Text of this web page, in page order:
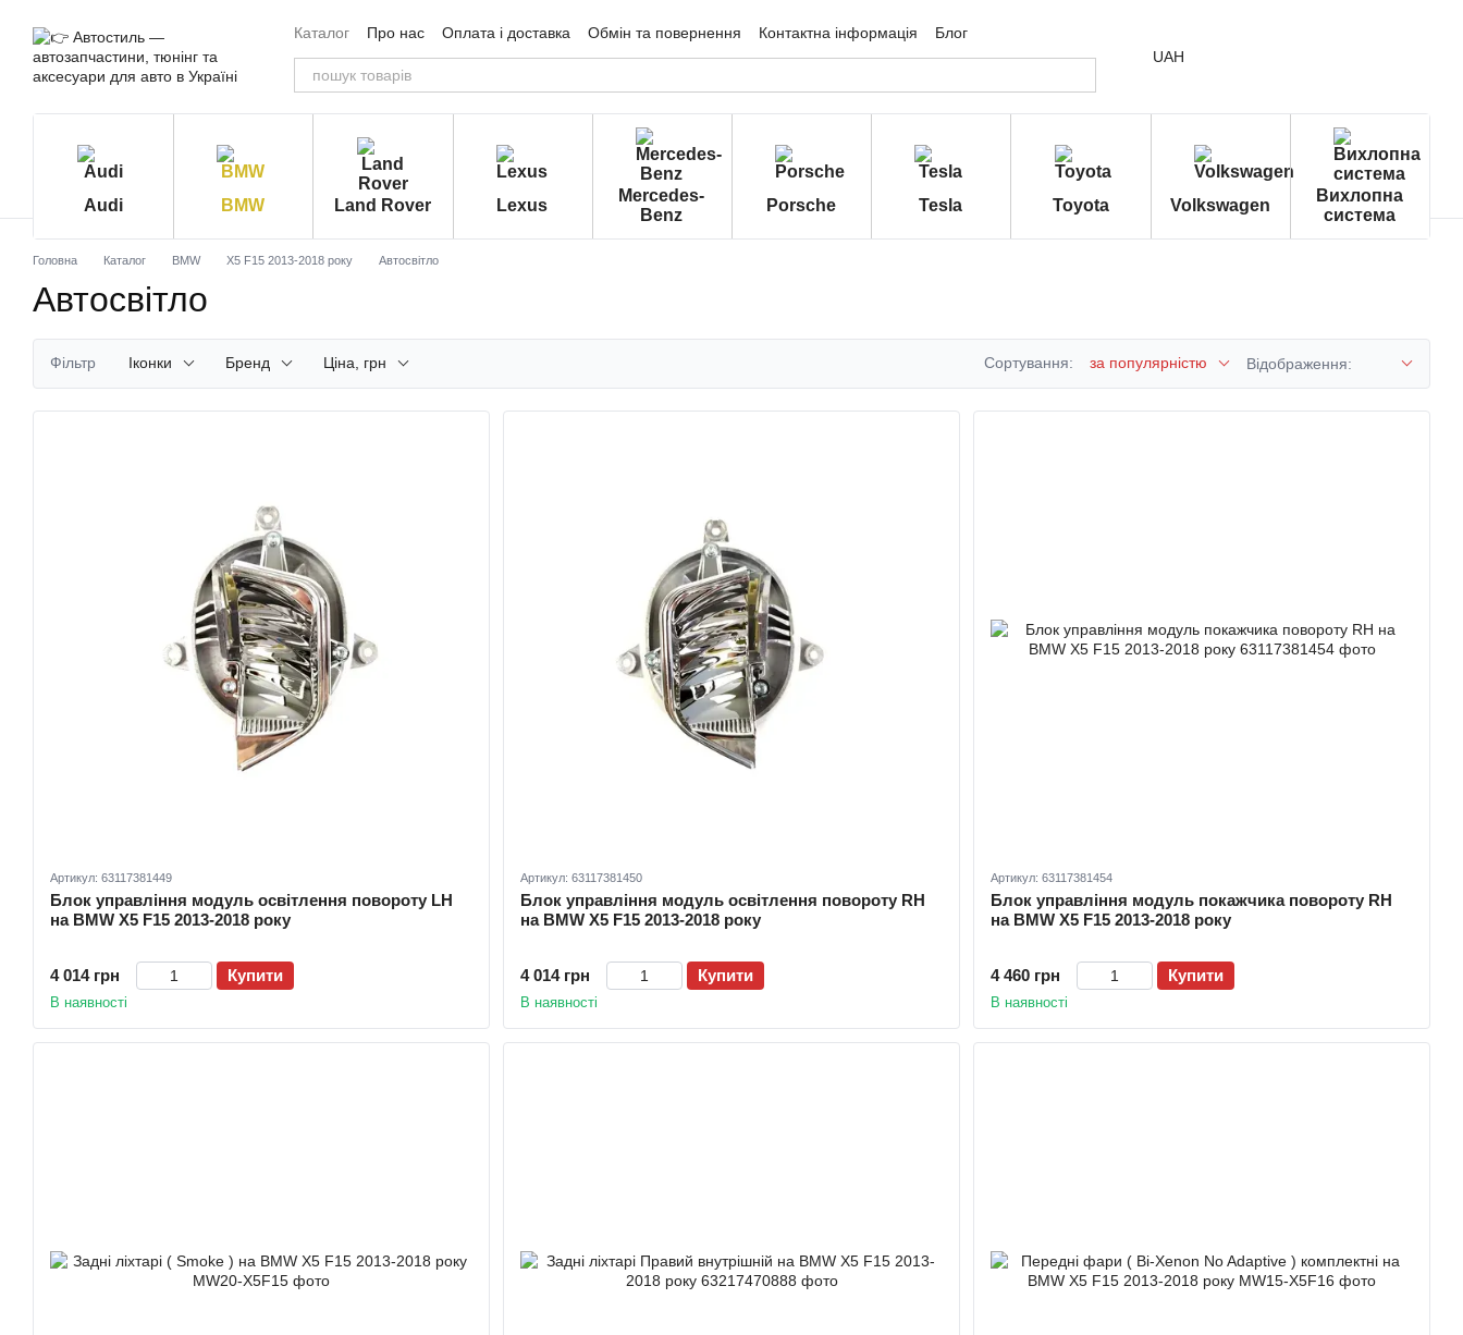
Каталог
Про нас Оплата і доставка Обмін та повернення Контактна інформація
Блог
Угода користувача
Відгуки про магазин UAH
Audi BMW Land Rover Lexus
Mercedes-
Benz
Porsche Tesla Toyota Volkswagen
Вихлопна
система
Головна Каталог BMW X5 F15 2013-2018 року Автосвітло
Автосвітло
Фільтр Іконки Бренд Ціна, грн Сортування: за популярністю Відображення:
Артикул: 63117381449
Блок управління модуль освітлення повороту LH
на BMW X5 F15 2013-2018 року
4 014 грн Купити
В наявності
Артикул: 63117381450
Блок управління модуль освітлення повороту RH
на BMW X5 F15 2013-2018 року
4 014 грн Купити
В наявності
Артикул: 63117381454
Блок управління модуль покажчика повороту RH
на BMW X5 F15 2013-2018 року
4 460 грн Купити
В наявності